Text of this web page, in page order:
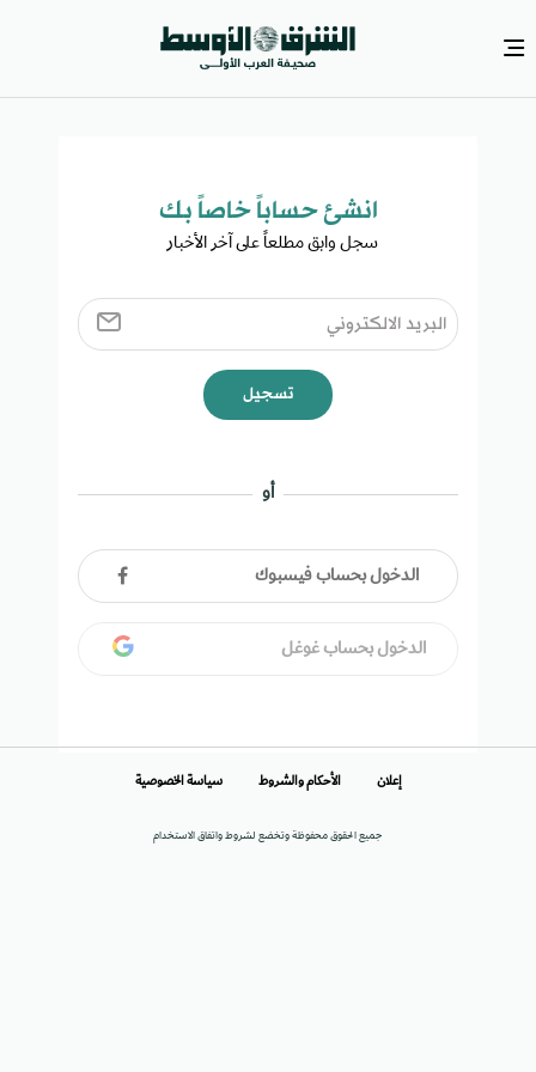
انشئ حساباً خاصاً بك​
سجل وابق مطلعاً على آخر الأخبار ​
تسجيل
أو
الدخول بحساب فيسبوك
الدخول بحساب غوغل
جميع الحقوق محفوظة وتخضع لشروط واتفاق الاستخدام
إعلان الأحكام والشروط سياسة الخصوصية